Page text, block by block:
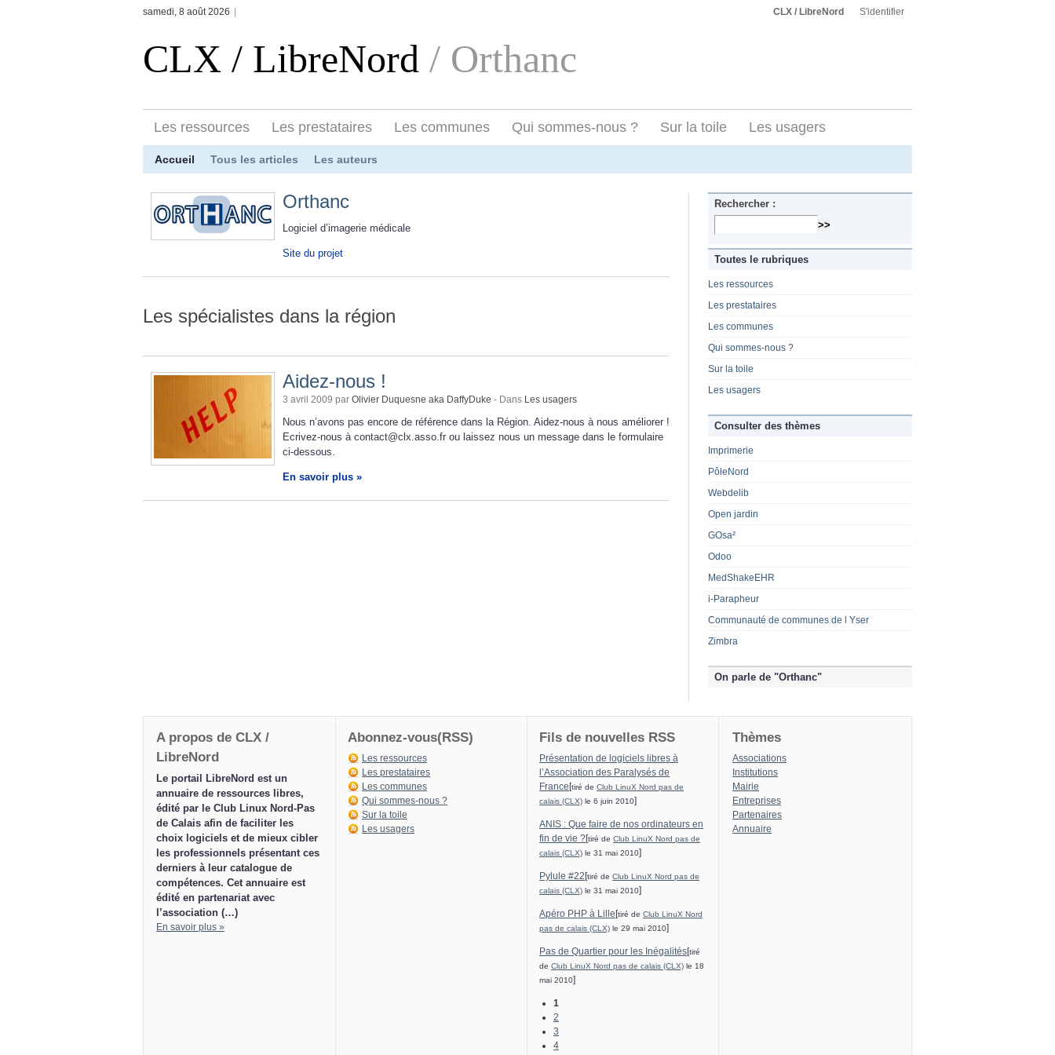
samedi, 8 août 2026 CLX / LibreNord S'identifier
CLX / LibreNord / Orthanc
Les ressources Les prestataires Les communes Qui sommes-nous ? Sur la toile Les usagers
Accueil Tous les articles Les auteurs
Orthanc
Logiciel d’imagerie médicale
Site du projet
Les spécialistes dans la région
Aidez-nous !
3 avril 2009 par Olivier Duquesne aka DaffyDuke - Dans Les usagers
Nous n’avons pas encore de référence dans la Région. Aidez-nous à nous améliorer !
Ecrivez-nous à contact@clx.asso.fr ou laissez nous un message dans le formulaire
ci-dessous.
En savoir plus »
Rechercher :
Toutes le rubriques
Les ressources
Les prestataires
Les communes
Qui sommes-nous ?
Sur la toile
Les usagers
Consulter des thèmes
Imprimerie
PôleNord
Webdelib
Open jardin
GOsa²
Odoo
MedShakeEHR
i-Parapheur
Communauté de communes de l Yser
Zimbra
On parle de "Orthanc"
A propos de CLX /
LibreNord
Le portail LibreNord est un
annuaire de ressources libres,
édité par le Club Linux Nord-Pas
de Calais afin de faciliter les
choix logiciels et de mieux cibler
les professionnels présentant ces
derniers à leur catalogue de
compétences. Cet annuaire est
édité en partenariat avec
l’association (…)
En savoir plus »
Abonnez-vous(RSS)
Les ressources
Les prestataires
Les communes
Qui sommes-nous ?
Sur la toile
Les usagers
Fils de nouvelles RSS
Présentation de logiciels libres à
l’Association des Paralysés de
France [tiré de Club LinuX Nord pas de
calais (CLX) le 6 juin 2010]
ANIS : Que faire de nos ordinateurs en
fin de vie ?[tiré de Club LinuX Nord pas de
calais (CLX) le 31 mai 2010]
Pylule #22 [tiré de Club LinuX Nord pas de
calais (CLX) le 31 mai 2010]
Apéro PHP à Lille [tiré de Club LinuX Nord
pas de calais (CLX) le 29 mai 2010]
Pas de Quartier pour les Inégalités[tiré
de Club LinuX Nord pas de calais (CLX) le 18
mai 2010]
1
2
3
4
Thèmes
Associations
Institutions
Mairie
Entreprises
Partenaires
Annuaire